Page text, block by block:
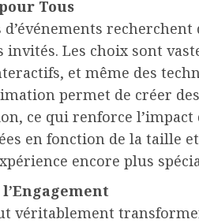
Tous
Les choix sont
et même des
permet de créer
ce qui renforce l’impact
en fonction de la taille
encore plus
véritablement